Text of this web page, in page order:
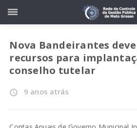
Nova Bandeirantes
recursos para
conselho tutelar
access_time 9 anos atrás